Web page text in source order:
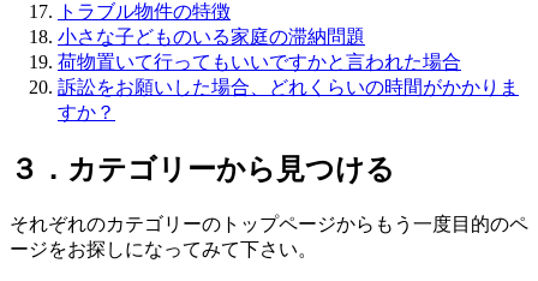
トラブル物件の特徴
小さな子どものいる家庭の滞納問題
荷物置いて行ってもいいですかと言われた場合
訴訟をお願いした場合、どれくらいの時間がかかりま
すか？
３．カテゴリーから見つける
それぞれのカテゴリーのトップページからもう一度目的のペ
ージをお探しになってみて下さい。